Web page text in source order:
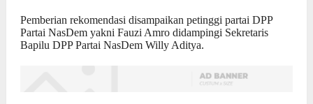
Pemberian rekomendasi disampaikan petinggi partai DPP
Partai NasDem yakni Fauzi Amro didampingi Sekretaris
Bapilu DPP Partai NasDem Willy Aditya.